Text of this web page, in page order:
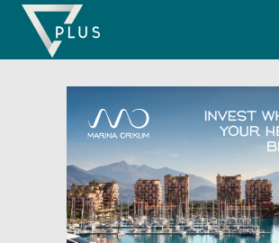
Skip
content